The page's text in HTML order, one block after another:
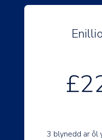
3 blynedd ar ôl